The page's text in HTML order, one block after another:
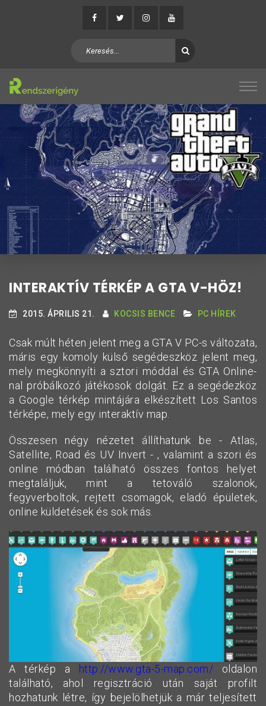
INTERAKTÍV TÉRKÉP A GTA V-HÖZ!
2015. ÁPRILIS 21. KOCSIS BENCE PC HÍREK
Csak múlt héten jelent meg a GTA V PC-s változata,
máris egy komoly külső segédeszköz jelent meg,
mely megkönnyíti a sztori móddal és GTA Online-
nal próbálkozó játékosok dolgát. Ez a segédezköz
a Google térkép mintájára elkészített Los Santos
térképe, mely egy interaktív map.
Összesen négy nézetet állíthatunk be - Atlas,
Satellite, Road és UV Invert - , valamint a szori és
online módban található összes fontos helyet
megtaláljuk, mint a tetováló szalonok,
fegyverboltok, rejtett csomagok, eladó épületek,
online küldetések és sok más.
A térkép a http://www.gta-5-map.com/ oldalon
található, ahol regisztráció után saját profilt
hozhatunk létre, így bejelölhetjük a már teljesített